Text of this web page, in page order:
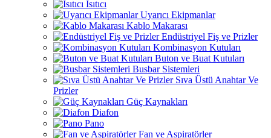
Isıtıcı
Uyarıcı Ekipmanlar
Kablo Makarası
Endüstriyel Fiş ve Prizler
Kombinasyon Kutuları
Buton ve Buat Kutuları
Busbar Sistemleri
Sıva Üstü Anahtar Ve
Prizler
Güç Kaynakları
Diafon
Pano
Fan ve Aspiratörler